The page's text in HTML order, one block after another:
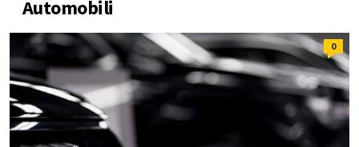
Automobili
0